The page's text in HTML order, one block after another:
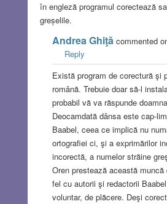
în engleză programul corectează
greșelile.
Andrea Ghiţăcommented
Reply
Există program de corectură şi
română. Trebuie doar să-l
probabil vă va răspunde
Deocamdată dânsa este cap-
Baabel, ceea ce implică nu
ortografiei ci, şi a exprimărilor
incorectă, a numelor străine
Oren prestează această
fel cu autorii şi redactorii
voluntar, de plăcere. Deşi